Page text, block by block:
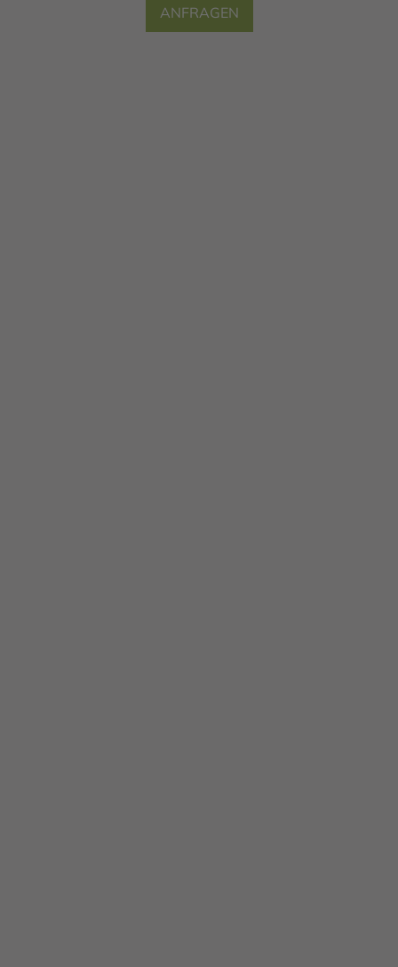
ANFRAGEN